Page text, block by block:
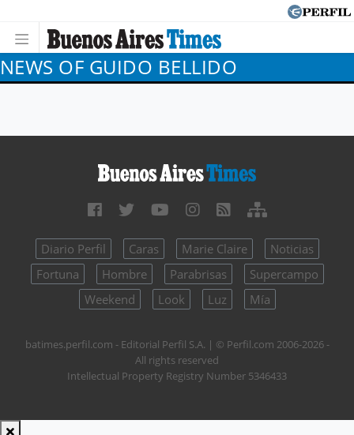
NEWS OF GUIDO BELLIDO
Diario Perfil Caras Marie Claire
Noticias
Fortuna
Hombre Parabrisas
Supercampo
Weekend
Look Luz Mía
batimes.perfil.com - Editorial Perfil S.A. | © Perfil.com 2006-2026 -
All rights reserved
Intellectual Property Registry Number 5346433